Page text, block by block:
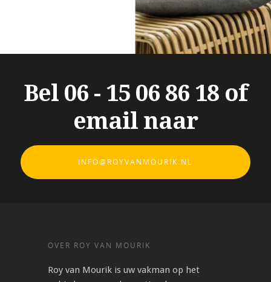
Bel 06 - 15 06 86 18 of
email naar
INFO@ROYVANMOURIK.NL
OVER ROY VAN MOURIK
Roy van Mourik is uw vakman op het